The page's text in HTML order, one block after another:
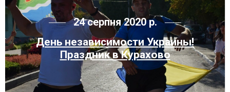
24 серпня 2020 р.
День независимости Украины!
Праздник в Курахово